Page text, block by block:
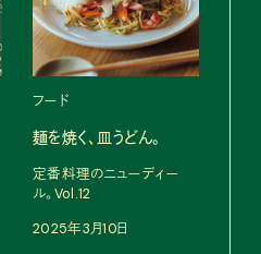
フード
麺を焼く、皿うどん。
定番料理のニューディー
ル。Vol.12
2025年3月10日